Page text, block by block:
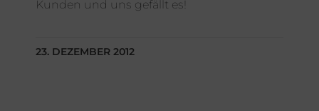
Kunden und uns gefällt es!
23. DEZEMBER 2012